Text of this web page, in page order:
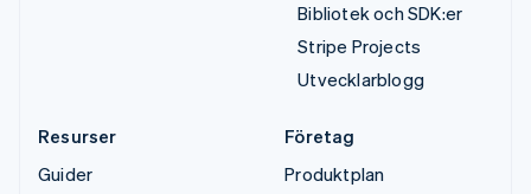
Bibliotek och SDK:er
Stripe Projects
Utvecklarblogg
Resurser
Guider
Företag
Produktplan